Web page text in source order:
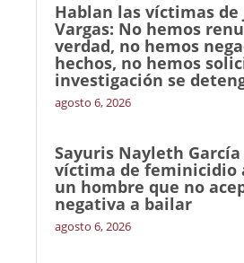
Hablan las víctimas de
Vargas: No hemos
verdad, no hemos
hechos, no hemos
investigación se
agosto 6, 2026
Sayuris Nayleth García
víctima de feminicidio
un hombre que no
negativa a bailar
agosto 6, 2026